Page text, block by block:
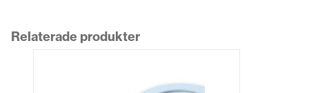
Relaterade produkter